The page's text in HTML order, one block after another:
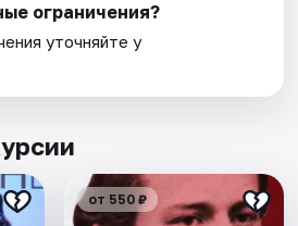
ограничения?
уточняйте у
от 550 ₽